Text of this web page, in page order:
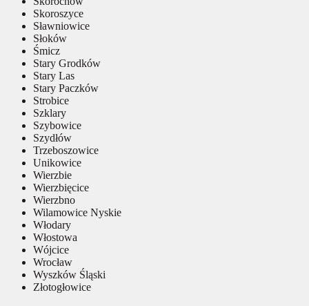
Skoroszyce
Sławniowice
Słoków
Śmicz
Stary Grodków
Stary Las
Stary Paczków
Strobice
Szklary
Szybowice
Szydłów
Trzeboszowice
Unikowice
Wierzbie
Wierzbięcice
Wierzbno
Wilamowice Nyskie
Włodary
Włostowa
Wójcice
Wrocław
Wyszków Śląski
Złotogłowice